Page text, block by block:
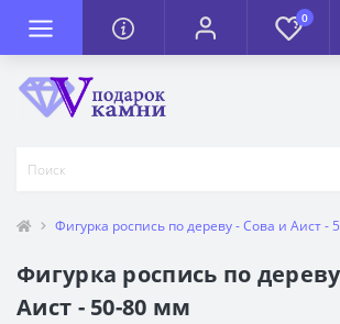
0
Фигурка роспись по дереву - Сова и Аист -
Фигурка роспись по
Аист - 50-80 мм